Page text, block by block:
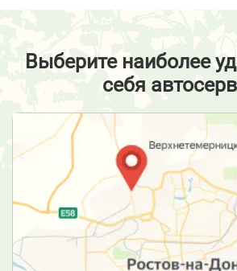
Выберите наиболее
себя